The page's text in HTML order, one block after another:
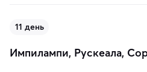
11 день
Импилампи, Рускеала,